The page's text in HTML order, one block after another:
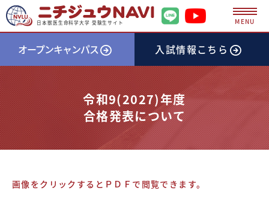
日本獣医生命科学大学 受験生サイト MENU
オープンキャンパス 入試情報こちら
令和9(2027)年度
合格発表について
画像をクリックするとＰＤＦで閲覧できます。